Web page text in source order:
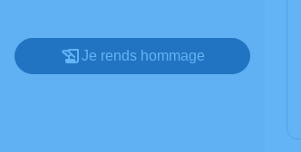
Je rends hommage